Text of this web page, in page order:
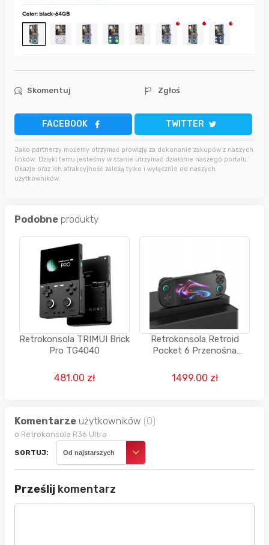
Skomentuj Zgłoś
FACEBOOK TWITTER
Jako partnerzy możemy otrzymać prowizję za dokonanie zakupów z naszych
linków. Dzięki temu jesteśmy w stanie utrzymać działanie naszego portalu.
Okazje oraz ich atrakcyjność zależą tylko i wyłącznie od naszych
użytkowników.
Podobne produkty
Retrokonsola TRIMUI Brick
Pro TG4040
481.00 zł
Retrokonsola Retroid
Pocket 6 Przenośna
Gaming Emulator
1499.00 zł
Komentarze użytkowników (0)
o Retrokonsola R36 Ultra
SORTUJ: Od najstarszych
Prześlij komentarz